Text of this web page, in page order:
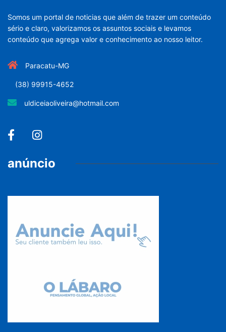
Somos um portal de noticias que além de trazer um conteúdo
sério e claro, valorizamos os assuntos sociais e levamos
conteúdo que agrega valor e conhecimento ao nosso leitor.
Paracatu-MG
(38) 99915-4652
uldiceiaoliveira@hotmail.com
anúncio